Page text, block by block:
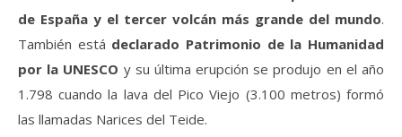
de España y el tercer volcán más grande del mundo.
También está declarado Patrimonio de la Humanidad
por la UNESCO y su última erupción se produjo en el año
1.798 cuando la lava del Pico Viejo (3.100 metros) formó
las llamadas Narices del Teide.